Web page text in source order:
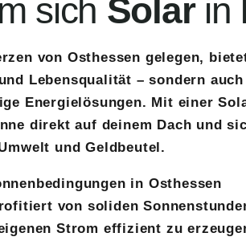
sich Solarin
von Osthessen gelegen,
Lebensqualität – sondern
Energielösungen. Mit einer
direkt auf deinem Dach und
und Geldbeutel.
in Osthessen
von soliden
Strom effizient zu